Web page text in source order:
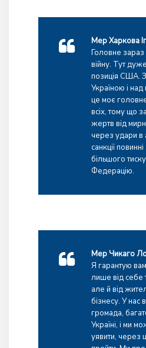
Мер Харкова
Головне зараз
війну. Тут
позиція США.
Україною і
це моє
всіх, тому що
жертв від
через удари в
санкції
більшого
Федерацію.
Мер Чикаго
Я гарантую
лише від себе
але й від
бізнесу. У нас
громада,
Україні, і ми
уявити, через